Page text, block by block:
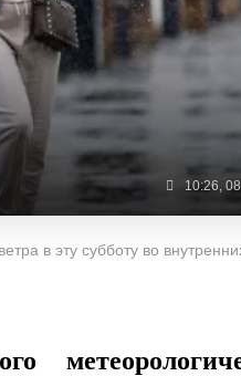
10:26,
в эту субботу во